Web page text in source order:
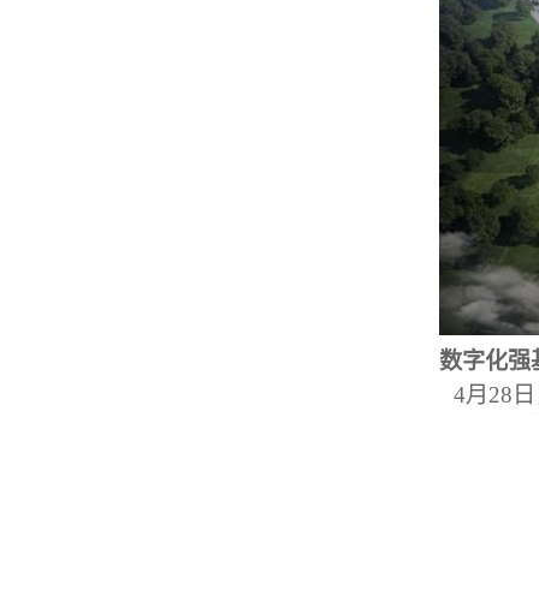
数字化强
4月28